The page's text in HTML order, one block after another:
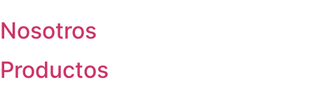
Nosotros
Productos